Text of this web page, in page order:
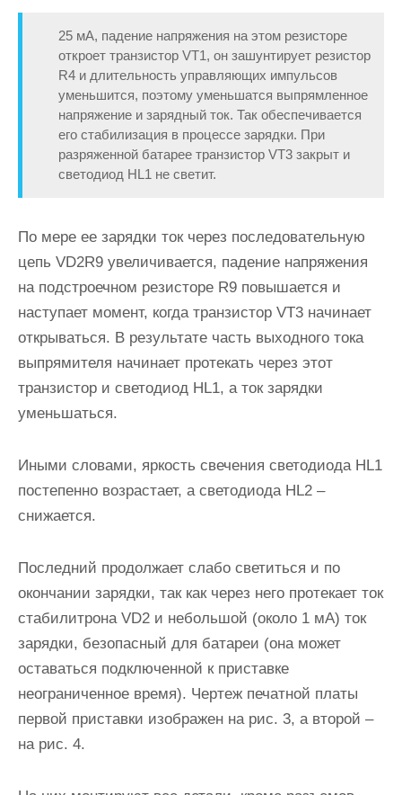
25 мА, падение напряжения на этом резисторе
откроет транзистор VT1, он зашунтирует резистор
R4 и длительность управляющих импульсов
уменьшится, поэтому уменьшатся выпрямленное
напряжение и зарядный ток. Так обеспечивается
его стабилизация в процессе зарядки. При
разряженной батарее транзистор VT3 закрыт и
светодиод HL1 не светит.
По мере ее зарядки ток через последовательную
цепь VD2R9 увеличивается, падение напряжения
на подстроечном резисторе R9 повышается и
наступает момент, когда транзистор VT3 начинает
открываться. В результате часть выходного тока
выпрямителя начинает протекать через этот
транзистор и светодиод HL1, а ток зарядки
уменьшаться.
Иными словами, яркость свечения светодиода HL1
постепенно возрастает, а светодиода HL2 –
снижается.
Последний продолжает слабо светиться и по
окончании зарядки, так как через него протекает ток
стабилитрона VD2 и небольшой (около 1 мА) ток
зарядки, безопасный для батареи (она может
оставаться подключенной к приставке
неограниченное время). Чертеж печатной платы
первой приставки изображен на рис. 3, а второй –
на рис. 4.